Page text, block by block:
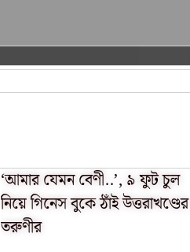
‘আমার যেমন বেণী..’, ৯ ফুট চুল
নিয়ে গিনেস বুকে ঠাঁই উত্তরাখণ্ডের
তরুণীর